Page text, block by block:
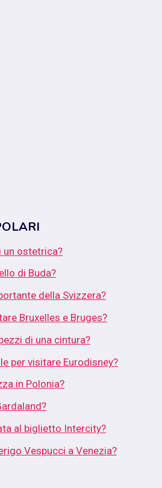
un ostetrica?
di Buda?
della Svizzera?
Bruxelles e Bruges?
di una cintura?
per visitare Eurodisney?
in Polonia?
al biglietto Intercity?
Vespucci a Venezia?